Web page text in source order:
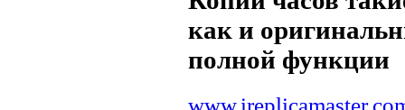
как и
полной функции